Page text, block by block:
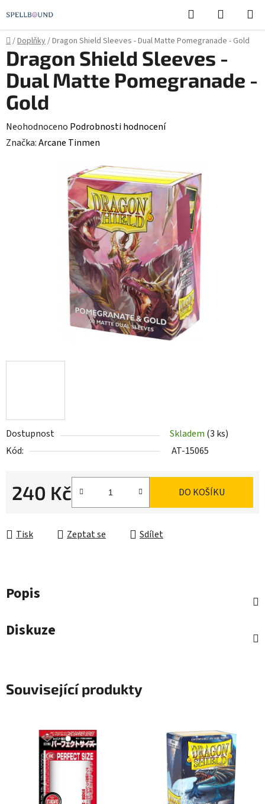
na
obsah
Hledat
KOŠÍK
Domů
/Doplňky/Dragon Shield Sleeves - Dual Matte Pomegranade - Gold
Dostupnost Skladem (3 ks)
Kód:
AT-15065
240 Kč DO KOŠÍKU
Tisk Zeptat se Sdílet
Dragon Shield Sleeves -
Dual Matte Pomegranade -
Gold
Průměrné
hodnocení
Neohodnoceno Podrobnosti hodnocení
Značka:Arcane Tinmen
Popis
Diskuze
Související produkty